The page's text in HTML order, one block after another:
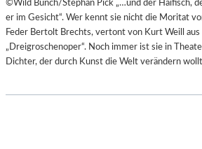
©Wild Bunch/Stephan Pick „…und der Haifisch,
er im Gesicht“. Wer kennt sie nicht die Moritat
Feder Bertolt Brechts, vertont von Kurt Weill
„Dreigroschenoper“. Noch immer ist sie in
Dichter, der durch Kunst die Welt verändern